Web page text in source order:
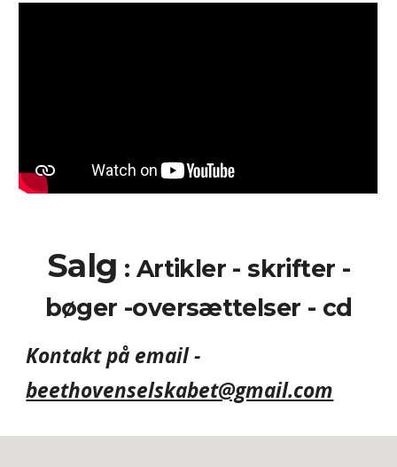
Salg : Artikler - skrifter -
bøger -oversættelser - cd
Kontakt på email -
beethovenselskabet@gmail.com